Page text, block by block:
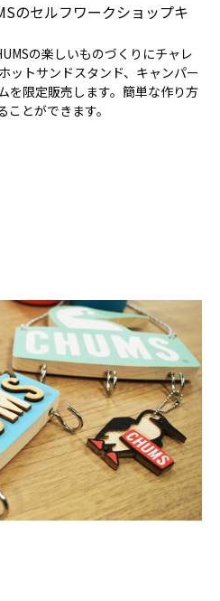
のセルフワークショップキ
の楽しいものづくりにチャレ
ットサンドスタンド、キャンパー
を限定販売します。簡単な作り方
ことができます。